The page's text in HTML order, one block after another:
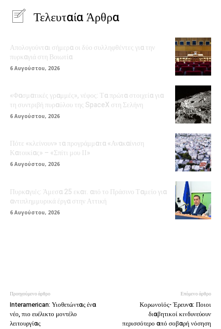
Τελευταία Άρθρα
Απολογούνται σήμερα οι δύο συλληφθέντες για την
πυρκαγιά στη Βοιωτία
6 Αυγούστου, 2026
«Φασματικές γραμμές», νέφος: Τα πρώτα στοιχεία για
τη συντριβή πυραύλου της SpaceX στη Σελήνη
6 Αυγούστου, 2026
Πότε «κλείνουν» τα προγράμματα «Ανακαίνιση
Κατοικίας» – «Σπίτι μου ΙΙ»
6 Αυγούστου, 2026
Πυρκαγιές: Άμεσα 25 εκατ. από το Πράσινο Ταμείο για
αντιπλημμυρικά έργα στην Αττική
6 Αυγούστου, 2026
Προηγούμενο άρθρο
Interamerican: Υιοθετώντας ένα
νέο, πιο ευέλικτο μοντέλο
λειτουργίας
Επόμενο άρθρο
Κορωνοϊός- Έρευνα: Ποιοι
διαβητικοί κινδυνεύουν
περισσότερο από σοβαρή νόσηση